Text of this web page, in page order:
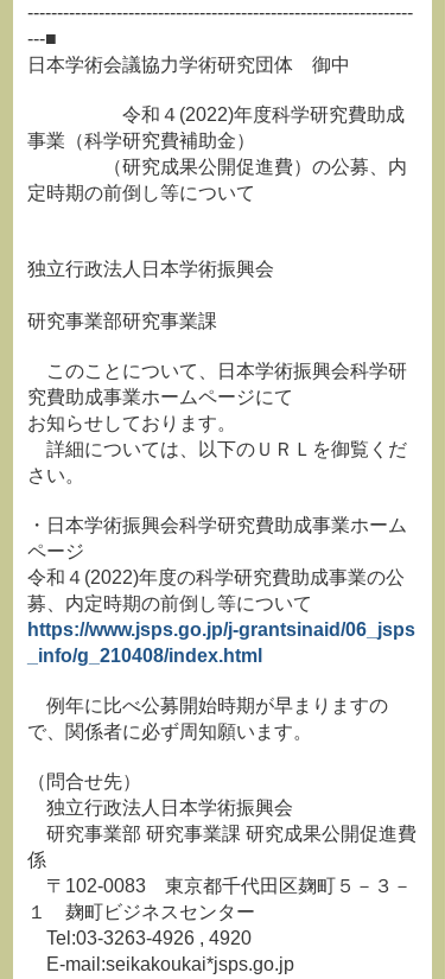
-----------------------------------------------------------------
---■
日本学術会議協力学術研究団体 御中
令和４(2022)年度科学研究費助成
事業（科学研究費補助金）
（研究成果公開促進費）の公募、内
定時期の前倒し等について
独立行政法人日本学術振興会
研究事業部研究事業課
このことについて、日本学術振興会科学研
究費助成事業ホームページにて
お知らせしております。
詳細については、以下のＵＲＬを御覧くだ
さい。
・日本学術振興会科学研究費助成事業ホーム
ページ
令和４(2022)年度の科学研究費助成事業の公
募、内定時期の前倒し等について
https://www.jsps.go.jp/j-grantsinaid/06_jsps
_info/g_210408/index.html
例年に比べ公募開始時期が早まりますの
で、関係者に必ず周知願います。
（問合せ先）
独立行政法人日本学術振興会
研究事業部 研究事業課 研究成果公開促進費
係
〒102-0083 東京都千代田区麹町５－３－
１ 麹町ビジネスセンター
Tel:03-3263-4926 , 4920
E-mail:seikakoukai*jsps.go.jp